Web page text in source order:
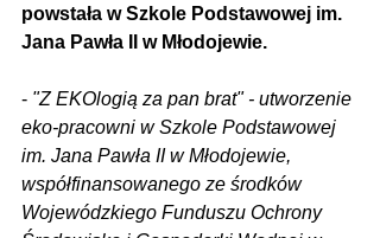
powstała w Szkole Podstawowej im.
Jana Pawła II w Młodojewie.
- "Z EKOlogią za pan brat" - utworzenie
eko-pracowni w Szkole Podstawowej
im. Jana Pawła II w Młodojewie,
współfinansowanego ze środków
Wojewódzkiego Funduszu Ochrony